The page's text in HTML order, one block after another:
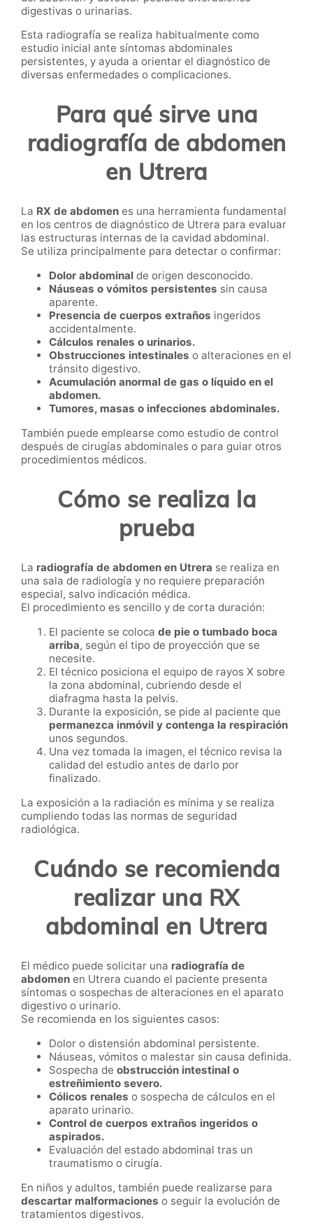
digestivas o urinarias.
Esta radiografía se realiza habitualmente como
estudio inicial ante síntomas abdominales
persistentes, y ayuda a orientar el diagnóstico de
diversas enfermedades o complicaciones.
Para qué sirve una
radiografía de abdomen
en Utrera
La RX de abdomen es una herramienta fundamental
en los centros de diagnóstico de Utrera para evaluar
las estructuras internas de la cavidad abdominal.
Se utiliza principalmente para detectar o confirmar:
Dolor abdominal de origen desconocido.
Náuseas o vómitos persistentes sin causa
aparente.
Presencia de cuerpos extraños ingeridos
accidentalmente.
Cálculos renales o urinarios.
Obstrucciones intestinales o alteraciones en el
tránsito digestivo.
Acumulación anormal de gas o líquido en el
abdomen.
Tumores, masas o infecciones abdominales.
También puede emplearse como estudio de control
después de cirugías abdominales o para guiar otros
procedimientos médicos.
Cómo se realiza la
prueba
La radiografía de abdomen en Utrera se realiza en
una sala de radiología y no requiere preparación
especial, salvo indicación médica.
El procedimiento es sencillo y de corta duración:
El paciente se coloca de pie o tumbado boca
arriba, según el tipo de proyección que se
necesite.
El técnico posiciona el equipo de rayos X sobre
la zona abdominal, cubriendo desde el
diafragma hasta la pelvis.
Durante la exposición, se pide al paciente que
permanezca inmóvil y contenga la respiración
unos segundos.
Una vez tomada la imagen, el técnico revisa la
calidad del estudio antes de darlo por
finalizado.
La exposición a la radiación es mínima y se realiza
cumpliendo todas las normas de seguridad
radiológica.
Cuándo se recomienda
realizar una RX
abdominal en Utrera
El médico puede solicitar una radiografía de
abdomen en Utrera cuando el paciente presenta
síntomas o sospechas de alteraciones en el aparato
digestivo o urinario.
Se recomienda en los siguientes casos:
Dolor o distensión abdominal persistente.
Náuseas, vómitos o malestar sin causa definida.
Sospecha de obstrucción intestinal o
estreñimiento severo.
Cólicos renales o sospecha de cálculos en el
aparato urinario.
Control de cuerpos extraños ingeridos o
aspirados.
Evaluación del estado abdominal tras un
traumatismo o cirugía.
En niños y adultos, también puede realizarse para
descartar malformaciones o seguir la evolución de
tratamientos digestivos.